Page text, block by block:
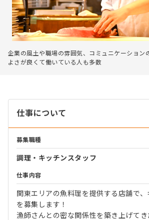
企業の風土や職場の雰囲気、コミュニケーション
よさが良くて働いている人も多数
仕事について
募集職種
調理・キッチンスタッフ
仕事内容
関東エリアの魚料理を提供する店舗で
を募集します！
漁師さんとの密な関係性を築き上げてき